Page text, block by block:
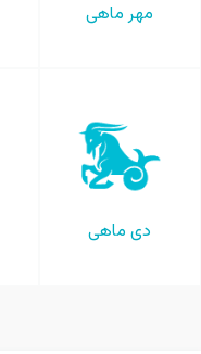
مهر ماهی
دی ماهی